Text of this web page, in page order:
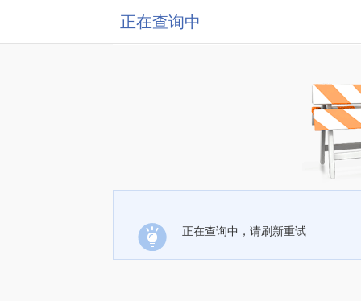
正在查询中
正在查询中，请刷新重试